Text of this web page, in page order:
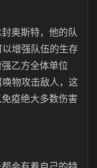
奥斯特，他的队
增强队伍的生存
乙方全体单位
物攻击敌人，这
疫绝大多数伤害